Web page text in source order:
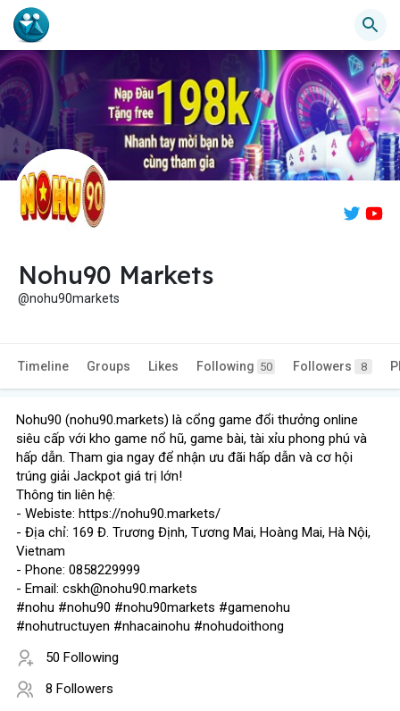
Nohu90 Markets
@nohu90markets
Timeline Groups Likes Following 50 Followers 8
Nohu90 (nohu90.markets) là cổng game đổi thưởng online
siêu cấp với kho game nổ hũ, game bài, tài xỉu phong phú và
hấp dẫn. Tham gia ngay để nhận ưu đãi hấp dẫn và cơ hội
trúng giải Jackpot giá trị lớn!
Thông tin liên hệ:
- Webiste: https://nohu90.markets/
- Địa chỉ: 169 Đ. Trương Định, Tương Mai, Hoàng Mai, Hà Nội,
Vietnam
- Phone: 0858229999
- Email: cskh@nohu90.markets
#nohu #nohu90 #nohu90markets #gamenohu
#nohutructuyen #nhacainohu #nohudoithong
50 Following
8 Followers